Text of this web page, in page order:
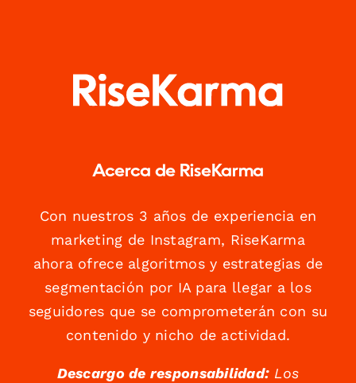
Acerca de RiseKarma
Con nuestros 3 años de experiencia en
marketing de Instagram, RiseKarma
ahora ofrece algoritmos y estrategias de
segmentación por IA para llegar a los
seguidores que se comprometerán con su
contenido y nicho de actividad.
Descargo de responsabilidad:Los